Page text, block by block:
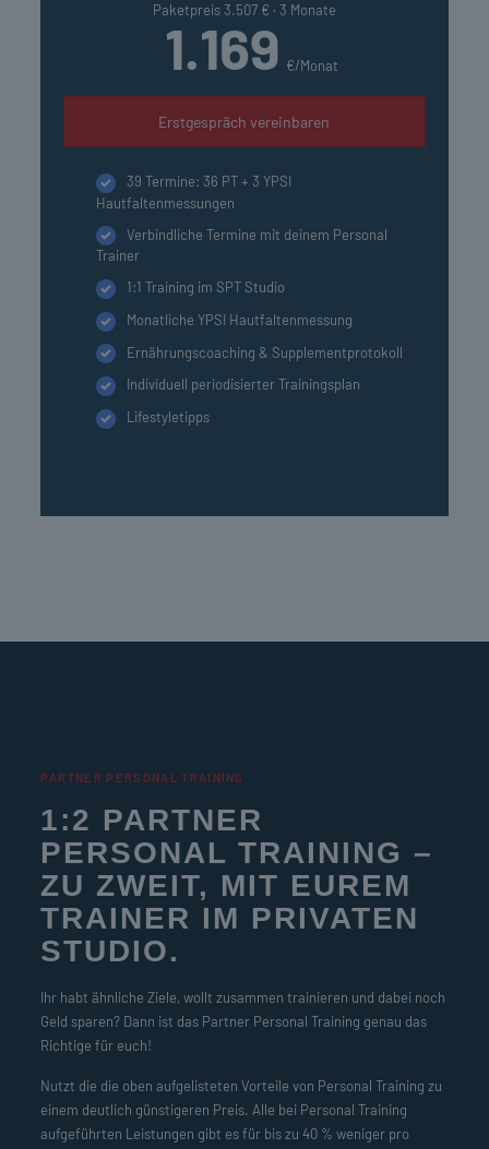
Paketpreis 3.507 € · 3 Monate
1.169 €/Monat
Erstgespräch vereinbaren
39 Termine: 36 PT + 3 YPSI
Hautfaltenmessungen
Verbindliche Termine mit deinem Personal
Trainer
1:1 Training im SPT Studio
Monatliche YPSI Hautfaltenmessung
Ernährungscoaching & Supplementprotokoll
Individuell periodisierter Trainingsplan
Lifestyletipps
PARTNER PERSONAL TRAINING
1:2 PARTNER
PERSONAL TRAINING –
ZU ZWEIT, MIT EUREM
TRAINER IM PRIVATEN
STUDIO.
Ihr habt ähnliche Ziele, wollt zusammen trainieren und dabei noch
Geld sparen? Dann ist das Partner Personal Training genau das
Richtige für euch!
Nutzt die die oben aufgelisteten Vorteile von Personal Training zu
einem deutlich günstigeren Preis. Alle bei Personal Training
aufgeführten Leistungen gibt es für bis zu 40 % weniger pro